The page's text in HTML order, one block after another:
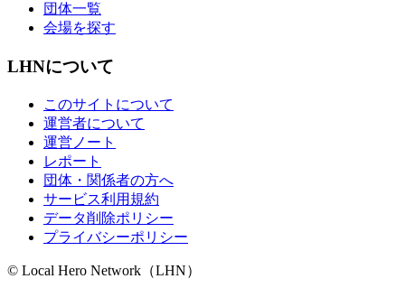
団体一覧
会場を探す
LHNについて
このサイトについて
運営者について
運営ノート
レポート
団体・関係者の方へ
サービス利用規約
データ削除ポリシー
プライバシーポリシー
© Local Hero Network（LHN）